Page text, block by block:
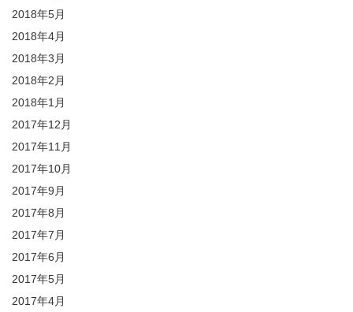
2018年5月
2018年4月
2018年3月
2018年2月
2018年1月
2017年12月
2017年11月
2017年10月
2017年9月
2017年8月
2017年7月
2017年6月
2017年5月
2017年4月